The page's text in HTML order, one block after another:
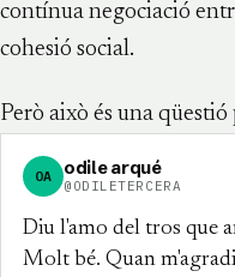
contínua negociació
cohesió social.
Però això és una
OA odile arqué
@ODILETERCERA
Diu l'amo del tros que
Molt bé. Quan